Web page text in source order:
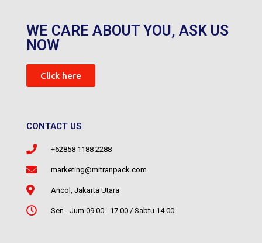
WE CARE ABOUT YOU, ASK US
NOW
Click here
CONTACT US
+62858 1188 2288
marketing@mitranpack.com
Ancol, Jakarta Utara
Sen - Jum 09.00 - 17.00 / Sabtu 14.00